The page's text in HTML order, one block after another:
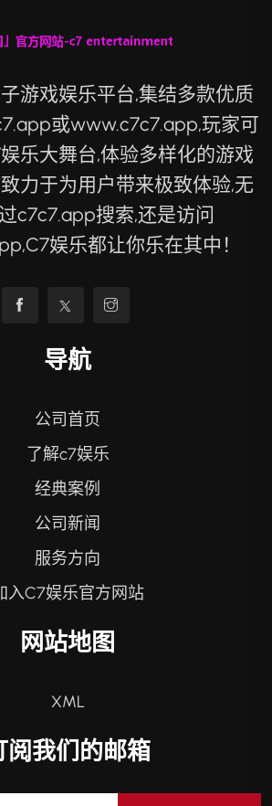
游戏娱乐平台,集结多款优质
或www.c7c7.app,玩家可
乐大舞台,体验多样化的游戏
力于为用户带来极致体验,无
c7c7.app搜索,还是访问
娱乐都让你乐在其中！
导航
公司首页
了解c7娱乐
经典案例
公司新闻
服务方向
入C7娱乐官方网站
网站地图
XML
阅我们的邮箱